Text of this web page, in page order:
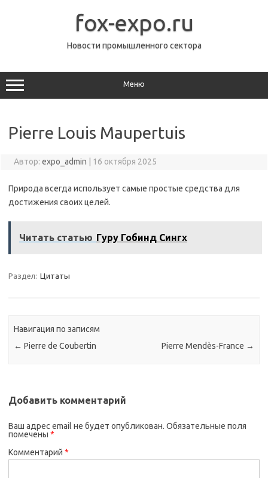
fox-expo.ru
Новости промышленного сектора
Меню
Pierre Louis Maupertuis
Автор: expo_admin 16 октября 2025
Природа всегда использует самые простые средства для
достижения своих целей.
Читать статью Гуру Гобинд Сингх
Раздел: Цитаты
Навигация по записям
← Pierre de Coubertin Pierre Mendès-France →
Добавить комментарий
Ваш адрес email не будет опубликован. Обязательные поля
помечены *
Комментарий *